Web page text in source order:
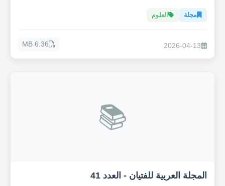
مجلة العلوم
2026-04-13
6.36 MB
📚
المجلة العربية للفتيان - العدد 41